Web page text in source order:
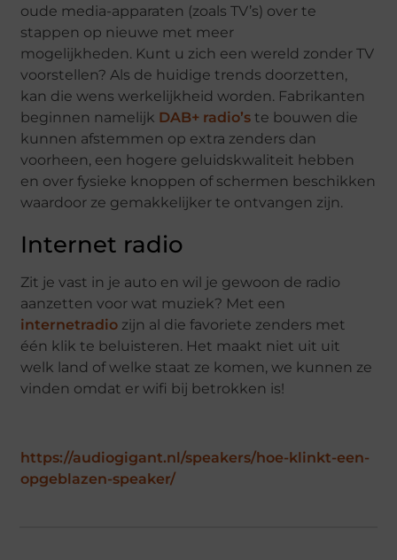
oude media-apparaten (zoals TV’s) over te
stappen op nieuwe met meer
mogelijkheden. Kunt u zich een wereld zonder TV
voorstellen? Als de huidige trends doorzetten,
kan die wens werkelijkheid worden. Fabrikanten
beginnen namelijk DAB+ radio’s te bouwen die
kunnen afstemmen op extra zenders dan
voorheen, een hogere geluidskwaliteit hebben
en over fysieke knoppen of schermen beschikken
waardoor ze gemakkelijker te ontvangen zijn.
Internet radio
Zit je vast in je auto en wil je gewoon de radio
aanzetten voor wat muziek? Met een
internetradio zijn al die favoriete zenders met
één klik te beluisteren. Het maakt niet uit uit
welk land of welke staat ze komen, we kunnen ze
vinden omdat er wifi bij betrokken is!
https://audiogigant.nl/speakers/hoe-klinkt-een-
opgeblazen-speaker/